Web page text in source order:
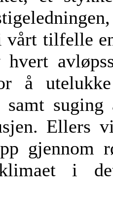
vårt tilfelle
å
samt
Ellers
gjennom
i